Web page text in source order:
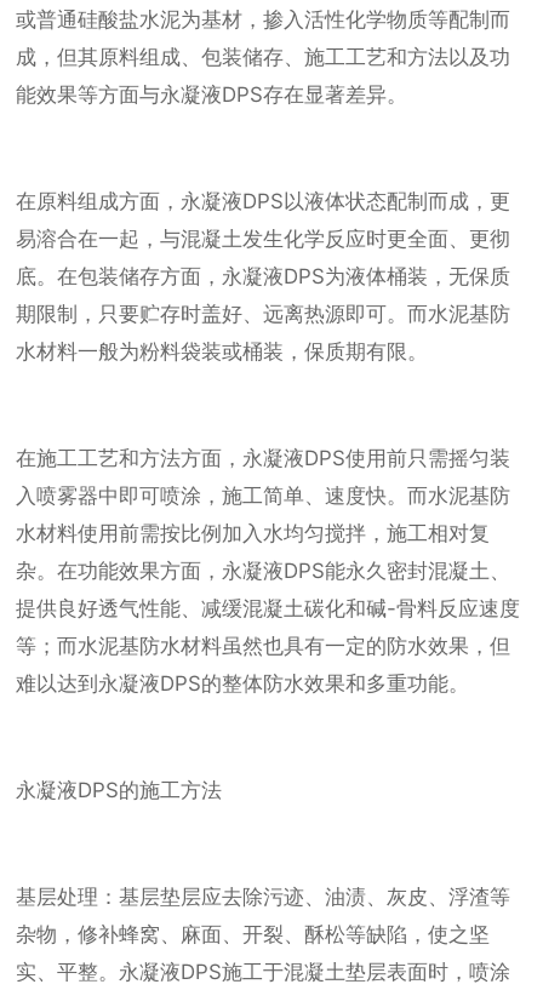
或普通硅酸盐水泥为基材，掺入活性化学物质等配制而
成，但其原料组成、包装储存、施工工艺和方法以及功
能效果等方面与永凝液DPS存在显著差异。
在原料组成方面，永凝液DPS以液体状态配制而成，更
易溶合在一起，与混凝土发生化学反应时更全面、更彻
底。在包装储存方面，永凝液DPS为液体桶装，无保质
期限制，只要贮存时盖好、远离热源即可。而水泥基防
水材料一般为粉料袋装或桶装，保质期有限。
在施工工艺和方法方面，永凝液DPS使用前只需摇匀装
入喷雾器中即可喷涂，施工简单、速度快。而水泥基防
水材料使用前需按比例加入水均匀搅拌，施工相对复
杂。在功能效果方面，永凝液DPS能永久密封混凝土、
提供良好透气性能、减缓混凝土碳化和碱-骨料反应速度
等；而水泥基防水材料虽然也具有一定的防水效果，但
难以达到永凝液DPS的整体防水效果和多重功能。
永凝液DPS的施工方法
基层处理：基层垫层应去除污迹、油渍、灰皮、浮渣等
杂物，修补蜂窝、麻面、开裂、酥松等缺陷，使之坚
实、平整。永凝液DPS施工于混凝土垫层表面时，喷涂